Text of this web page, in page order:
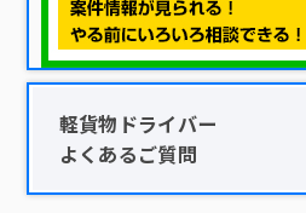
軽貨物ドライバー
よくあるご質問